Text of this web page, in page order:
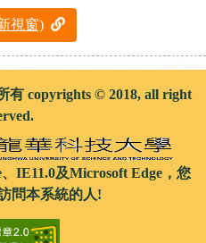
視窗)
有 copyrights © 2018, all right
IE11.0及Microsoft Edge，您
問本系統的人!